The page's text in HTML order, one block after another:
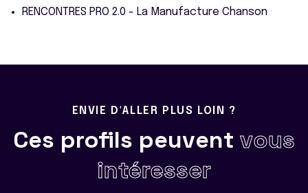
RENCONTRES PRO 2.0 - La Manufacture Chanson
ENVIE D'ALLER PLUS LOIN ?
Ces profils peuvent vous
intéresser